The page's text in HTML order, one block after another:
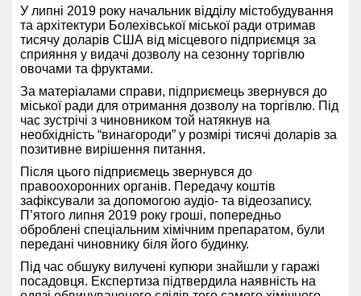
У липні 2019 року начальник відділу містобудування
та архітектури Болехівської міської ради отримав
тисячу доларів США від місцевого підприємця за
сприяння у видачі дозволу на сезонну торгівлю
овочами та фруктами.
За матеріалами справи, підприємець звернувся до
міської ради для отримання дозволу на торгівлю. Під
час зустрічі з чиновником той натякнув на
необхідність “винагороди” у розмірі тисячі доларів за
позитивне вирішення питання.
Після цього підприємець звернувся до
правоохоронних органів. Передачу коштів
зафіксували за допомогою аудіо- та відеозапису.
П’ятого липня 2019 року гроші, попередньо
оброблені спеціальним хімічним препаратом, були
передані чиновнику біля його будинку.
Під час обшуку вилучені купюри знайшли у гаражі
посадовця. Експертиза підтвердила наявність на